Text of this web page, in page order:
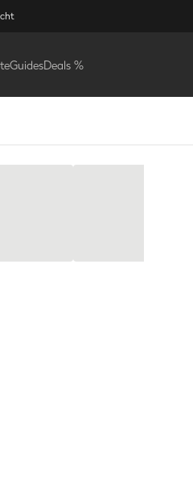
GuidesDeals %